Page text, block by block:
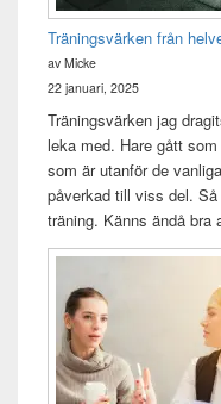
Träningsvärken från
av Micke
22 januari, 2025
Träningsvärken jag
leka med. Hare gått
som är utanför de
påverkad till viss del.
träning. Känns ändå bra